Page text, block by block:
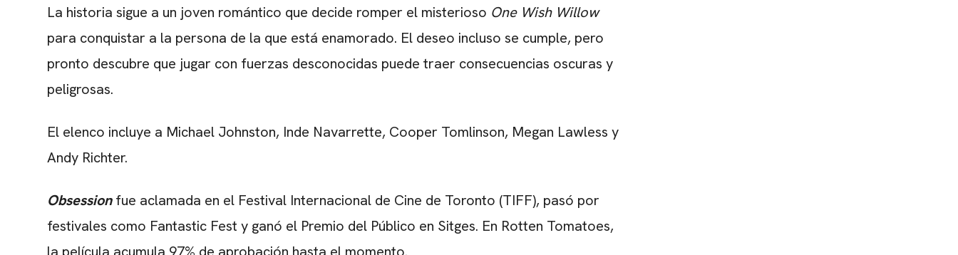
La historia sigue a un joven romántico que decide romper el misterioso One Wish Willow
para conquistar a la persona de la que está enamorado. El deseo incluso se cumple, pero
pronto descubre que jugar con fuerzas desconocidas puede traer consecuencias oscuras y
peligrosas.
El elenco incluye a Michael Johnston, Inde Navarrette, Cooper Tomlinson, Megan Lawless y
Andy Richter.
Obsessionfue aclamada en el Festival Internacional de Cine de Toronto (TIFF), pasó por
festivales como Fantastic Fest y ganó el Premio del Público en Sitges. En Rotten Tomatoes,
la película acumula 97% de aprobación hasta el momento.